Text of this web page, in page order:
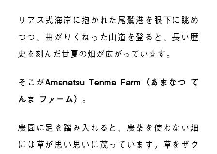
リアス式海岸に抱かれた尾鷲港を眼下に眺め
つつ、曲がりくねった山道を登ると、長い歴
史を刻んだ甘夏の畑が広がっています。
そこがAmanatsu Tenma Farm（あまなつ て
んま ファーム） 。
農園に足を踏み入れると、農薬を使わない畑
には草が思い思いに茂っています。草をザク